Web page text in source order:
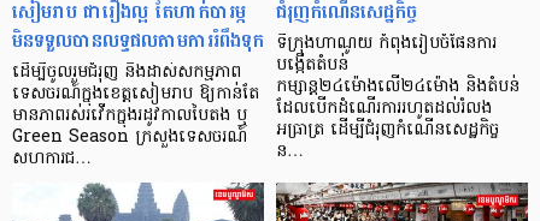
សៀមរាប ជារឿងល្អ តែហាក់បារម្ភ
មិនទទួលបានលទ្ធផលតាមការរំពឹងទុក
ដើម្បីចូលរួមជំរុញ និងដាស់សកម្មភាព
ទេសចរណ៍ក្នុងខេត្តសៀមរាប ឱ្យកាន់តែ
មានភាពរស់រវើកក្នុងរដូវកាលបៃតង ឬ
Green Season ក្រសួងទេសចរណ៍
សហការជ…
ជំរុញកំណើនសេដ្ឋកិច្ច
ទីក្រុងហាណូយ កំពុងរៀបចំផែនការ
បង្កើតតំបន់
កម្សាន្ត២៤ម៉ោងលើ២៤ម៉ោង និងតំបន់
ដែលបើកដំណើរការរហូតដល់រំលង
អធ្រាត្រ ដើម្បីជំរុញកំណើនសេដ្ឋកិច្ច
ន…